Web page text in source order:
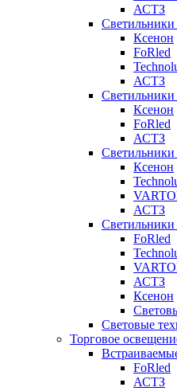
АСТЗ
Ксенон
FoRled
АСТЗ
Ксенон
FoRled
АСТЗ
Ксенон
АСТЗ
FoRled
АСТЗ
Ксенон
Световые
Торговое
FoRled
АСТЗ